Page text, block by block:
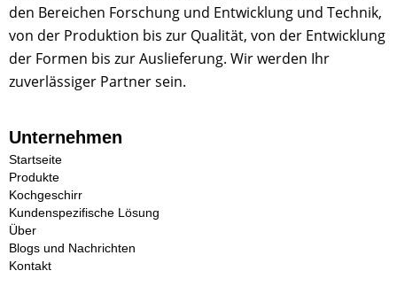
den Bereichen Forschung und Entwicklung und Technik,
von der Produktion bis zur Qualität, von der Entwicklung
der Formen bis zur Auslieferung. Wir werden Ihr
zuverlässiger Partner sein.
Unternehmen
Startseite
Produkte
Kochgeschirr
Kundenspezifische Lösung
Über
Blogs und Nachrichten
Kontakt